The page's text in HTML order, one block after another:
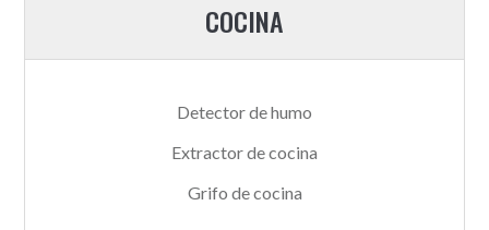
COCINA
Detector de humo
Extractor de cocina
Grifo de cocina